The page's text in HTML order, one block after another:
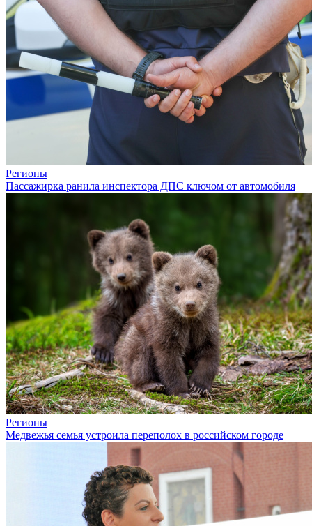
Регионы
Пассажирка ранила инспектора ДПС ключом от автомобиля
Регионы
Медвежья семья устроила переполох в российском городе